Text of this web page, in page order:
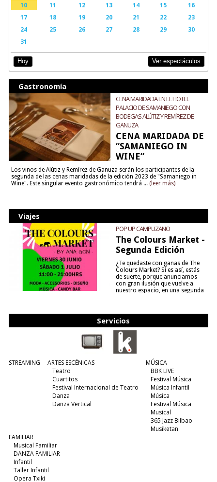
10
11 12 13 14 15
16
17
18 19 20 21 22
23
24
25 26 27 28 29
30
31
Hoy Ver espectáculos
Gastronomía
CENA MARIDADA EN EL HOTEL
PALACIO DE SAMANIEGO CON
BODEGAS ALÚTIZ Y REMÍREZ DE
GANUZA
CENA MARIDADA DE
“SAMANIEGO IN
WINE”
Los vinos de Alútiz y Remírez de Ganuza serán los participantes de la
segunda de las cenas maridadas de la edición 2023 de "Samaniego in
Wine". Este singular evento gastronómico tendrá ... (leer más)
Viajes
POP UP CAMPUZANO
The Colours Market -
Segunda Edición
¿Te quedaste con ganas de The
Colours Market? Si es así, estás
de suerte, porque anunciamos
con gran ilusión que vuelve a
nuestro espacio, en una segunda
Servicios
STREAMING
ARTES ESCÉNICAS
Teatro
Cuartitos
Festival Internacional de Teatro
Danza
Danza Vertical
MÚSICA
BBK LIVE
Festival Música
Música Infantil
Música
Festival Música
Musical
365 Jazz Bilbao
Musiketan
FAMILIAR
Musical Familiar
DANZA FAMILIAR
Infantil
Taller Infantil
Opera Txiki